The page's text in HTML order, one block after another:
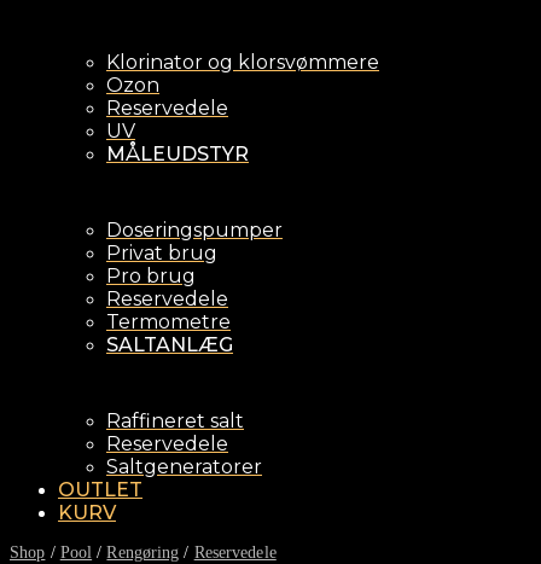
Klorinator og klorsvømmere
Ozon
Reservedele
UV
MÅLEUDSTYR
Doseringspumper
Privat brug
Pro brug
Reservedele
Termometre
SALTANLÆG
Raffineret salt
Reservedele
Saltgeneratorer
OUTLET
KURV
Shop / Pool /Rengøring / Reservedele